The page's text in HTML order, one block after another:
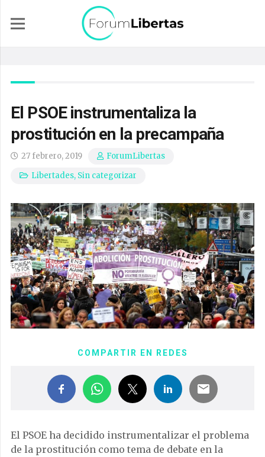
El PSOE instrumentaliza la
prostitución en la precampaña
27 febrero, 2019
ForumLibertas
Libertades, Sin categorizar
COMPARTIR EN REDES
El PSOE ha decidido instrumentalizar el problema
de la prostitución como tema de debate en la